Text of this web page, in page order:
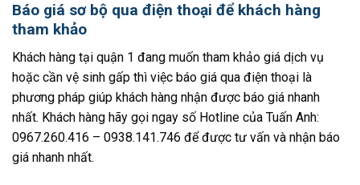
Báo giá sơ bộ qua điện thoại để khách hàng
tham khảo
Khách hàng tại quận 1 đang muốn tham khảo giá dịch vụ
hoặc cần vệ sinh gấp thì việc báo giá qua điện thoại là
phương pháp giúp khách hàng nhận được báo giá nhanh
nhất. Khách hàng hãy gọi ngay số Hotline của Tuấn Anh:
0967.260.416 – 0938.141.746 để được tư vấn và nhận báo
giá nhanh nhất.